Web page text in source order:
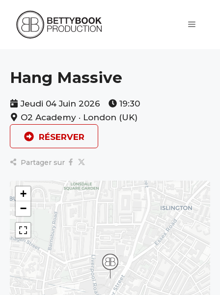
contenu
Hang Massive
Jeudi 04 Juin 2026
19:30
O2 Academy · London (UK)
RÉSERVER
Partager sur
+
−